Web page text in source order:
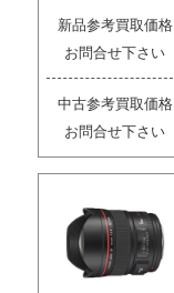
新品参考買取価格
お問合せ下さい
中古参考買取価格
お問合せ下さい